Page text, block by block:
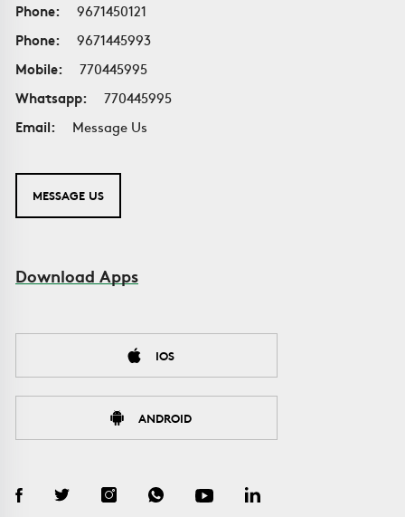
Phone:
9671450121
Phone:
9671445993
Mobile:
770445995
Whatsapp:
770445995
Email:
Message Us
MESSAGE US
Download Apps
IOS
ANDROID